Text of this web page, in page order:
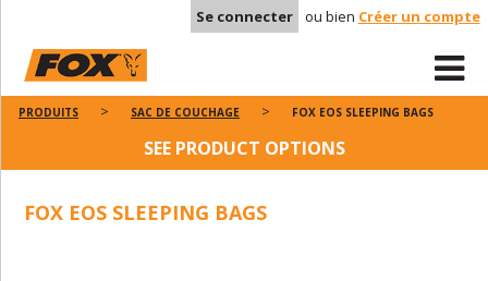
Se connecter ou bien Créer un compte
PRODUITS SAC DE COUCHAGE FOX EOS SLEEPING BAGS
SEE PRODUCT OPTIONS
FOX EOS SLEEPING BAGS